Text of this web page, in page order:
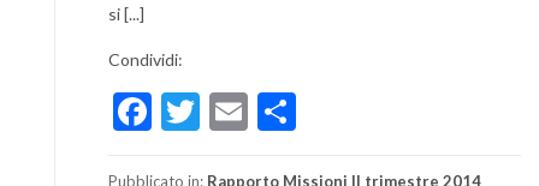
si [...]
Condividi:
Facebook
Twitter
Email
Pubblicato in: Rapporto Missioni II trimestre 2014